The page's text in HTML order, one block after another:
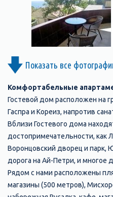
Показать все
Комфортабельные
Гостевой дом расположен на
Гаспра и Кореиз, напротив
Вблизи Гостевого дома
достопримечательности, как
Воронцовский дворец и парк,
дорога на Ай-Петри, и многое
Рядом с нами расположены
магазины (500 метров),